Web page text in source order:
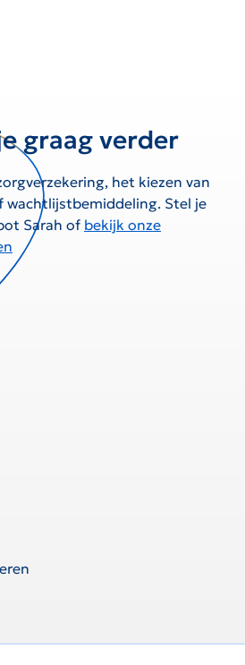
graag verder
het kiezen van
wachtlijstbemiddeling. Stel je
Sarah of bekijk onze